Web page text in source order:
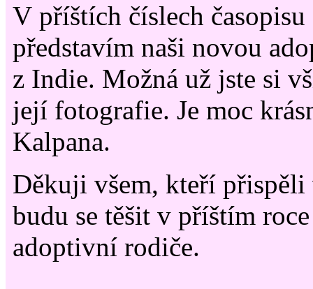
V příštích číslech
představím naši novou
z Indie. Možná už jste si
její fotografie. Je moc
Kalpana.
Děkuji všem, kteří přispěli
budu se těšit v příštím
adoptivní rodiče.